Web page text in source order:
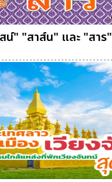
น์" "สาส์น" และ "สาร"